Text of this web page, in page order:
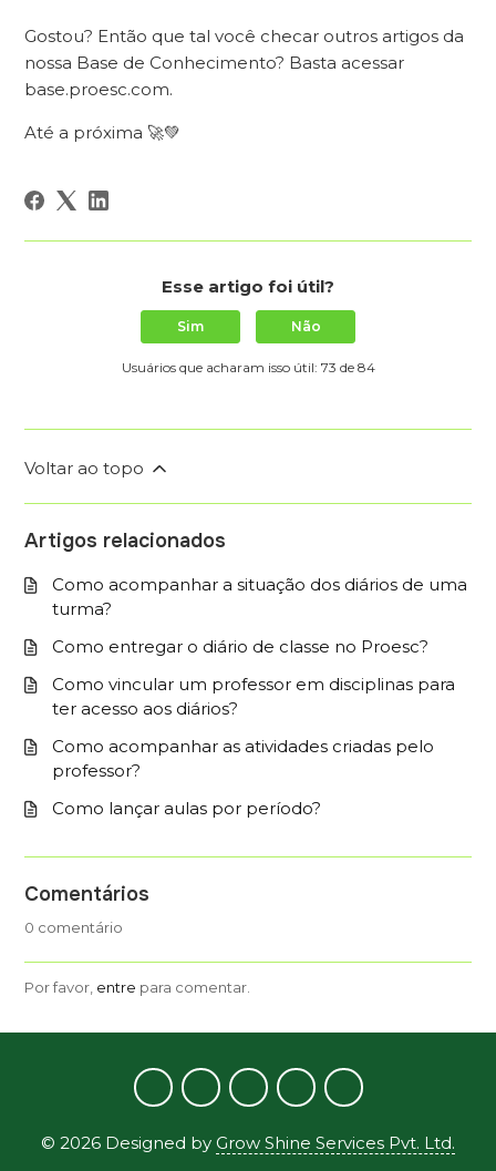
Gostou? Então que tal você checar outros artigos da
nossa Base de Conhecimento? Basta acessar
base.proesc.com.
Até a próxima 🚀💚
Esse artigo foi útil?
Sim Não
Usuários que acharam isso útil: 73 de 84
Voltar ao topo
Artigos relacionados
Como acompanhar a situação dos diários de uma
turma?
Como entregar o diário de classe no Proesc?
Como vincular um professor em disciplinas para
ter acesso aos diários?
Como acompanhar as atividades criadas pelo
professor?
Como lançar aulas por período?
Comentários
0 comentário
Por favor, entre para comentar.
© 2026 Designed by Grow Shine Services Pvt. Ltd.